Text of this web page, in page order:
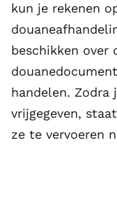
kun je rekenen
beschikken over
handelen. Zodra
vrijgegeven,
ze te vervoeren